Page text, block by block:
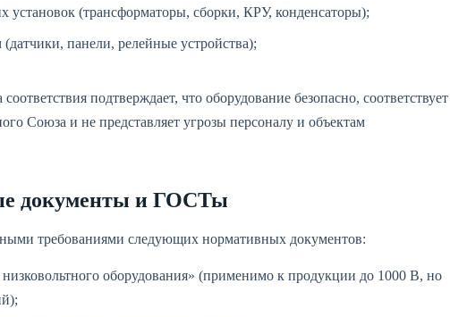
(трансформаторы, сборки, КРУ, конденсаторы);
панели, релейные устройства);
подтверждает, что оборудование безопасно, соответствует
Союза и не представляет угрозы персоналу и объектам
документы и ГОСТы
требованиями следующих нормативных документов:
оборудования» (применимо к продукции до 1000 В, но